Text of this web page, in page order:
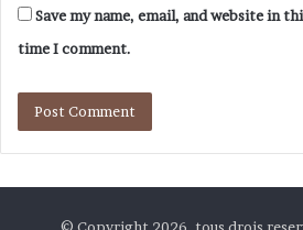
Save my name, email, and website in
time I comment.